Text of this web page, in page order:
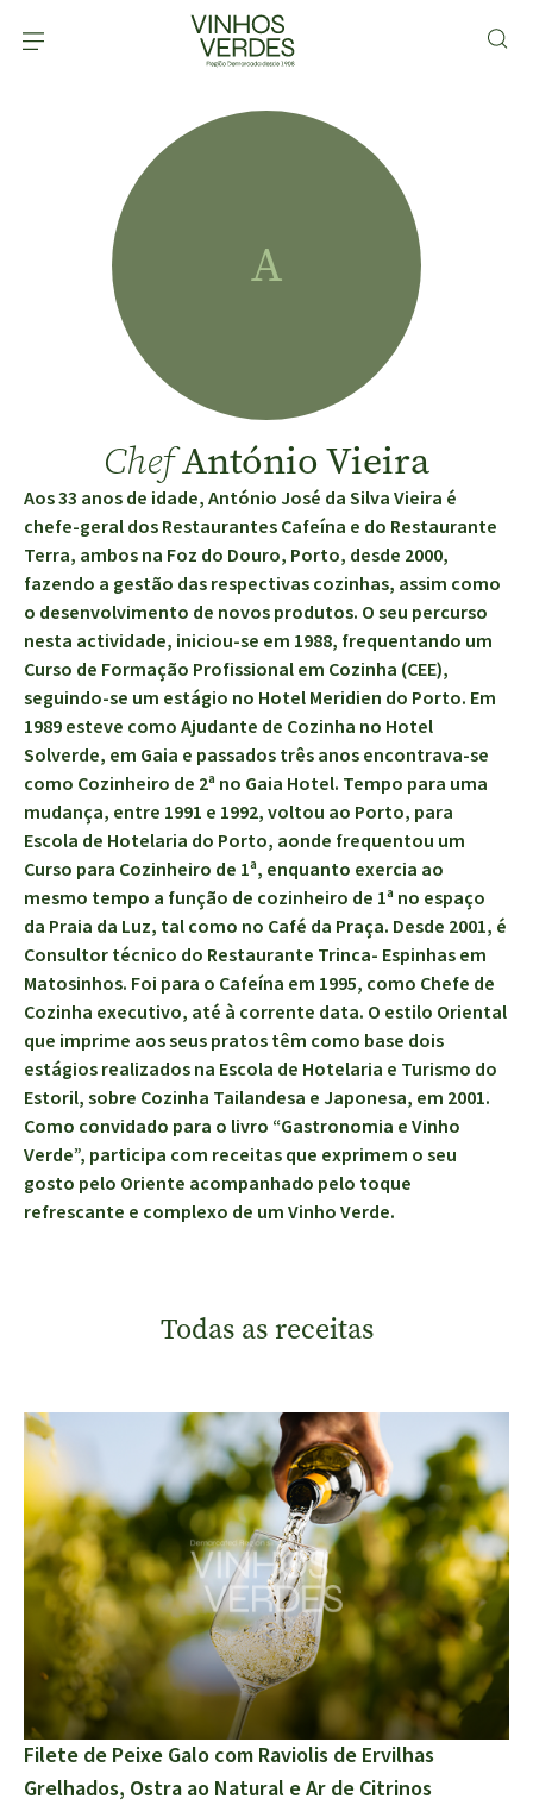
A
ChefAntónio Vieira
Aos 33 anos de idade, António José da Silva Vieira é
chefe-geral dos Restaurantes Cafeína e do Restaurante
Terra, ambos na Foz do Douro, Porto, desde 2000,
fazendo a gestão das respectivas cozinhas, assim como
o desenvolvimento de novos produtos. O seu percurso
nesta actividade, iniciou-se em 1988, frequentando um
Curso de Formação Profissional em Cozinha (CEE),
seguindo-se um estágio no Hotel Meridien do Porto. Em
1989 esteve como Ajudante de Cozinha no Hotel
Solverde, em Gaia e passados três anos encontrava-se
como Cozinheiro de 2ª no Gaia Hotel. Tempo para uma
mudança, entre 1991 e 1992, voltou ao Porto, para
Escola de Hotelaria do Porto, aonde frequentou um
Curso para Cozinheiro de 1ª, enquanto exercia ao
mesmo tempo a função de cozinheiro de 1ª no espaço
da Praia da Luz, tal como no Café da Praça. Desde 2001, é
Consultor técnico do Restaurante Trinca- Espinhas em
Matosinhos. Foi para o Cafeína em 1995, como Chefe de
Cozinha executivo, até à corrente data. O estilo Oriental
que imprime aos seus pratos têm como base dois
estágios realizados na Escola de Hotelaria e Turismo do
Estoril, sobre Cozinha Tailandesa e Japonesa, em 2001.
Como convidado para o livro “Gastronomia e Vinho
Verde”, participa com receitas que exprimem o seu
gosto pelo Oriente acompanhado pelo toque
refrescante e complexo de um Vinho Verde.
Todas as receitas
Filete de Peixe Galo com Raviolis de Ervilhas
Grelhados, Ostra ao Natural e Ar de Citrinos